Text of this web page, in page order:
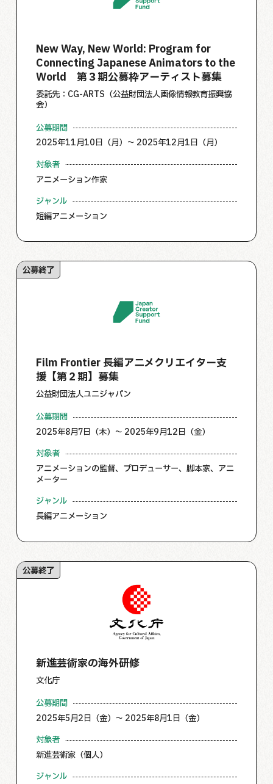
New Way, New World: Program for
Connecting Japanese Animators to the
World 第３期公募枠アーティスト募集
委託先：CG-ARTS（公益財団法人画像情報教育振興協
会）
公募期間
2025年11月10日（月）～ 2025年12月1日（月）
対象者
アニメーション作家
ジャンル
短編アニメーション
公募終了
Film Frontier 長編アニメクリエイター支
援【第２期】募集
公益財団法人ユニジャパン
公募期間
2025年8月7日（木）～ 2025年9月12日（金）
対象者
アニメーションの監督、プロデューサー、脚本家、アニ
メーター
ジャンル
長編アニメーション
公募終了
新進芸術家の海外研修
文化庁
公募期間
2025年5月2日（金）～ 2025年8月1日（金）
対象者
新進芸術家（個人）
ジャンル